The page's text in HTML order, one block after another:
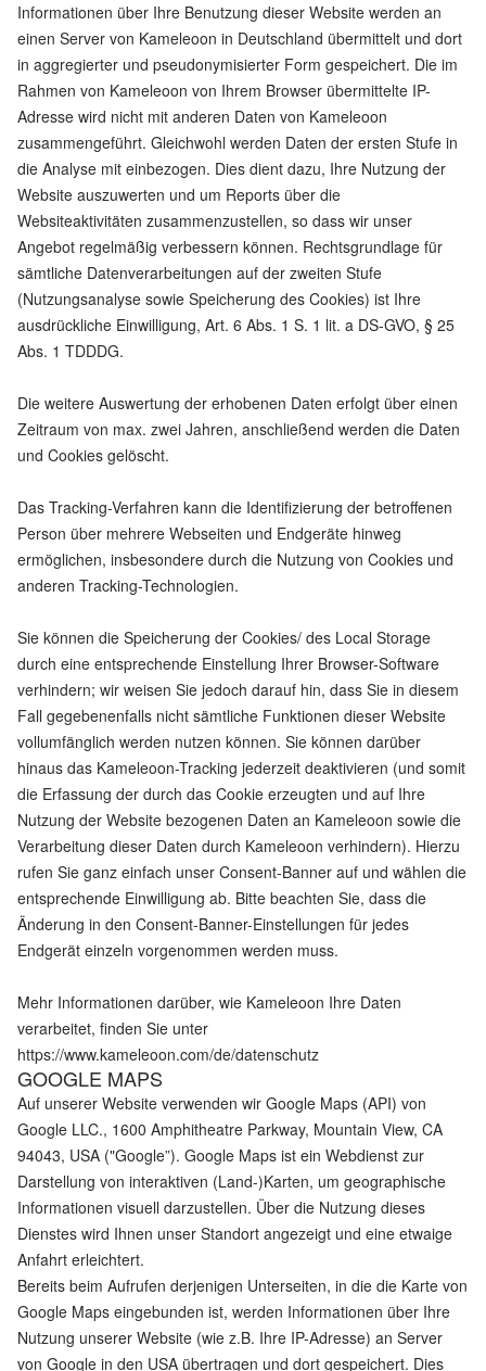
Informationen über Ihre Benutzung dieser Website werden an
einen Server von Kameleoon in Deutschland übermittelt und dort
in aggregierter und pseudonymisierter Form gespeichert. Die im
Rahmen von Kameleoon von Ihrem Browser übermittelte IP-
Adresse wird nicht mit anderen Daten von Kameleoon
zusammengeführt. Gleichwohl werden Daten der ersten Stufe in
die Analyse mit einbezogen. Dies dient dazu, Ihre Nutzung der
Website auszuwerten und um Reports über die
Websiteaktivitäten zusammenzustellen, so dass wir unser
Angebot regelmäßig verbessern können. Rechtsgrundlage für
sämtliche Datenverarbeitungen auf der zweiten Stufe
(Nutzungsanalyse sowie Speicherung des Cookies) ist Ihre
ausdrückliche Einwilligung, Art. 6 Abs. 1 S. 1 lit. a DS-GVO, § 25
Abs. 1 TDDDG.
Die weitere Auswertung der erhobenen Daten erfolgt über einen
Zeitraum von max. zwei Jahren, anschließend werden die Daten
und Cookies gelöscht.
Das Tracking-Verfahren kann die Identifizierung der betroffenen
Person über mehrere Webseiten und Endgeräte hinweg
ermöglichen, insbesondere durch die Nutzung von Cookies und
anderen Tracking-Technologien.
Sie können die Speicherung der Cookies/ des Local Storage
durch eine entsprechende Einstellung Ihrer Browser-Software
verhindern; wir weisen Sie jedoch darauf hin, dass Sie in diesem
Fall gegebenenfalls nicht sämtliche Funktionen dieser Website
vollumfänglich werden nutzen können. Sie können darüber
hinaus das Kameleoon-Tracking jederzeit deaktivieren (und somit
die Erfassung der durch das Cookie erzeugten und auf Ihre
Nutzung der Website bezogenen Daten an Kameleoon sowie die
Verarbeitung dieser Daten durch Kameleoon verhindern). Hierzu
rufen Sie ganz einfach unser Consent-Banner auf und wählen die
entsprechende Einwilligung ab. Bitte beachten Sie, dass die
Änderung in den Consent-Banner-Einstellungen für jedes
Endgerät einzeln vorgenommen werden muss.
Mehr Informationen darüber, wie Kameleoon Ihre Daten
verarbeitet, finden Sie unter
https://www.kameleoon.com/de/datenschutz
GOOGLE MAPS
Auf unserer Website verwenden wir Google Maps (API) von
Google LLC., 1600 Amphitheatre Parkway, Mountain View, CA
94043, USA ("Google”). Google Maps ist ein Webdienst zur
Darstellung von interaktiven (Land-)Karten, um geographische
Informationen visuell darzustellen. Über die Nutzung dieses
Dienstes wird Ihnen unser Standort angezeigt und eine etwaige
Anfahrt erleichtert.
Bereits beim Aufrufen derjenigen Unterseiten, in die die Karte von
Google Maps eingebunden ist, werden Informationen über Ihre
Nutzung unserer Website (wie z.B. Ihre IP-Adresse) an Server
von Google in den USA übertragen und dort gespeichert. Dies